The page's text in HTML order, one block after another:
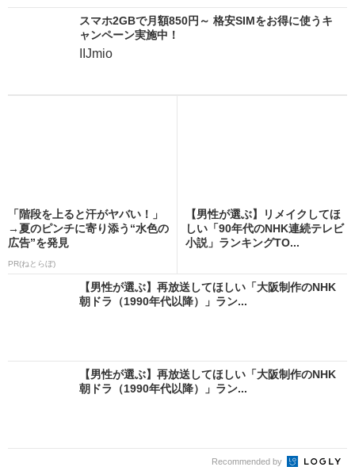
スマホ2GBで月額850円～ 格安SIMをお得に使うキ
ャンペーン実施中！
IIJmio
「階段を上ると汗がヤバい！」
→夏のピンチに寄り添う“水色の
広告”を発見
PR(ねとらぼ)
【男性が選ぶ】リメイクしてほ
しい「90年代のNHK連続テレビ
小説」ランキングTO...
【男性が選ぶ】再放送してほしい「大阪制作のNHK
朝ドラ（1990年代以降）」ラン...
【男性が選ぶ】再放送してほしい「大阪制作のNHK
朝ドラ（1990年代以降）」ラン...
Recommended by